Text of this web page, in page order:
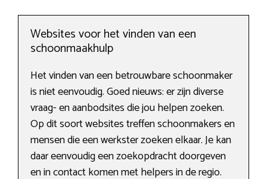
Websites voor het vinden van een
schoonmaakhulp
Het vinden van een betrouwbare schoonmaker
is niet eenvoudig. Goed nieuws: er zijn diverse
vraag- en aanbodsites die jou helpen zoeken.
Op dit soort websites treffen schoonmakers en
mensen die een werkster zoeken elkaar. Je kan
daar eenvoudig een zoekopdracht doorgeven
en in contact komen met helpers in de regio.